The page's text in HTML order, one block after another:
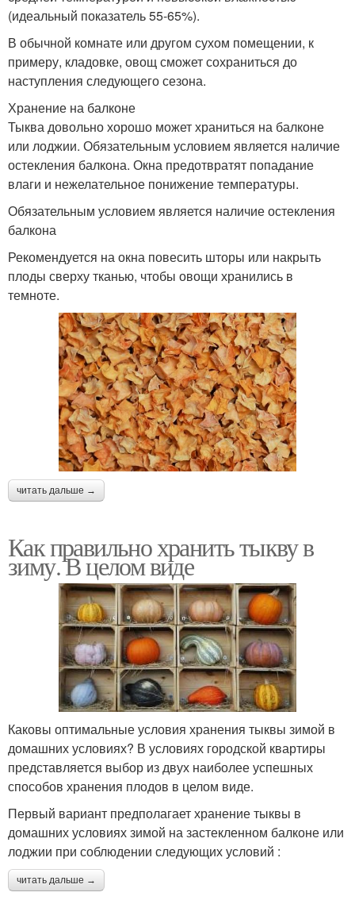
(идеальный показатель 55-65%).
В обычной комнате или другом сухом помещении, к
примеру, кладовке, овощ сможет сохраниться до
наступления следующего сезона.
Хранение на балконе
Тыква довольно хорошо может храниться на балконе
или лоджии. Обязательным условием является наличие
остекления балкона. Окна предотвратят попадание
влаги и нежелательное понижение температуры.
Обязательным условием является наличие остекления
балкона
Рекомендуется на окна повесить шторы или накрыть
плоды сверху тканью, чтобы овощи хранились в
темноте.
читать дальше →
Как правильно хранить тыкву в
зиму. В целом виде
Каковы оптимальные условия хранения тыквы зимой в
домашних условиях? В условиях городской квартиры
представляется выбор из двух наиболее успешных
способов хранения плодов в целом виде.
Первый вариант предполагает хранение тыквы в
домашних условиях зимой на застекленном балконе или
лоджии при соблюдении следующих условий :
читать дальше →